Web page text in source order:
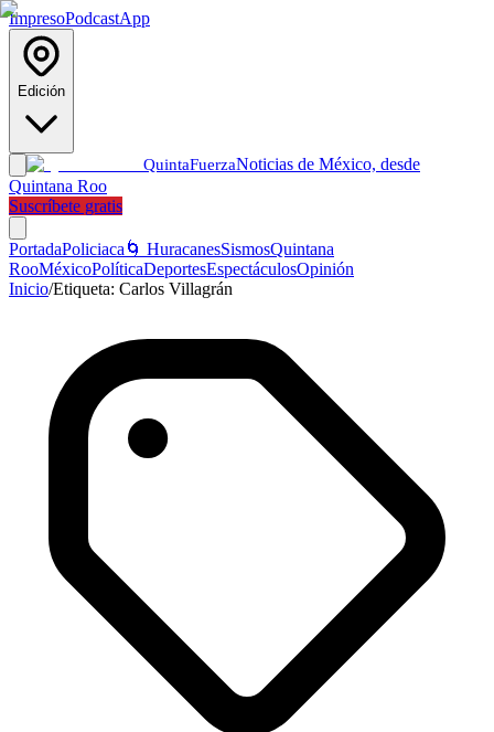
ImpresoPodcastApp
Edición
QuintaFuerzaNoticias de México, desde
Quintana Roo
Suscríbete gratis
PortadaPoliciaca 🌀 HuracanesSismosQuintana
RooMéxicoPolíticaDeportesEspectáculosOpinión
Inicio/Etiqueta: Carlos Villagrán